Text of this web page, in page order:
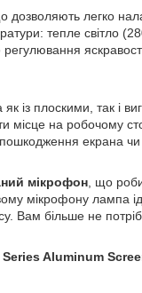
легко
тепле світло
із плоскими, так і
на робочому
екрана чи
мікрофон , що
мікрофону лампа
Вам більше не
Aluminum